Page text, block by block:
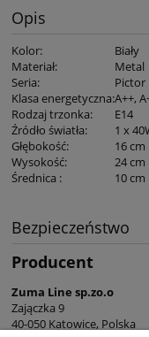
Opis
Kolor:
Biały
Materiał:
Metal
Seria:
Pictor
Klasa energetyczna:A++,
Rodzaj trzonka:
E14
Źródło światła:
1 x
Głębokość:
16 cm
Wysokość:
24 cm
Średnica : 10 cm
Bezpieczeństwo
Producent
Zuma Line sp.zo.o
Zajączka 9
40-050 Katowice, Polska